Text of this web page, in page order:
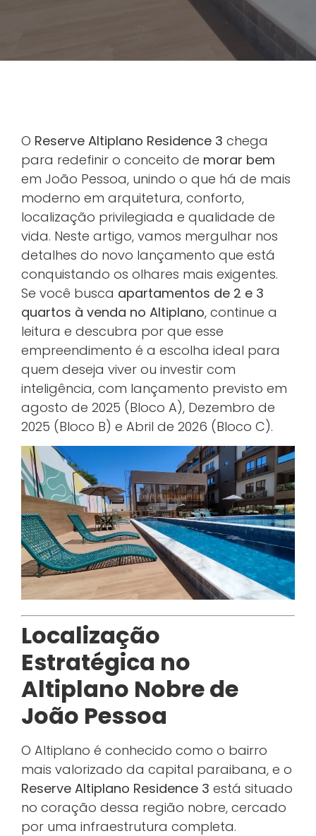
O Reserve Altiplano Residence 3 chega
para redefinir o conceito de morar bem
em João Pessoa, unindo o que há de mais
moderno em arquitetura, conforto,
localização privilegiada e qualidade de
vida. Neste artigo, vamos mergulhar nos
detalhes do novo lançamento que está
conquistando os olhares mais exigentes.
Se você busca apartamentos de 2 e 3
quartos à venda no Altiplano, continue a
leitura e descubra por que esse
empreendimento é a escolha ideal para
quem deseja viver ou investir com
inteligência, com lançamento previsto em
agosto de 2025 (Bloco A), Dezembro de
2025 (Bloco B) e Abril de 2026 (Bloco C).
Localização
Estratégica no
Altiplano Nobre de
João Pessoa
O Altiplano é conhecido como o bairro
mais valorizado da capital paraibana, e o
Reserve Altiplano Residence 3 está situado
no coração dessa região nobre, cercado
por uma infraestrutura completa.